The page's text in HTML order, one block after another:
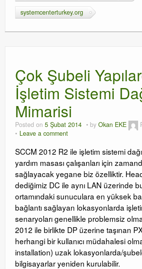
systemcenterturkey.org
Çok Şubeli
İşletim Sistemi
Mimarisi
Posted on 5 Şubat 2014 by Okan EKE
Leave a comment
SCCM 2012 R2 ile işletim sistemi
yardım masası çalışanları için
sağlayacak yegane biz özelliktir.
dediğimiz DC ile aynı LAN üzerinde
ortamındaki sunuculara en yüksek
bağlantı sağlayan lokasyonlarda
senaryoları genellikle problemsiz
2012 ile birlikte DP üzerine taşınan
herhangi bir kullanıcı müdahalesi
installation) uzak lokasyonlarda/
bilgisayarlar yeniden kurulabilir.